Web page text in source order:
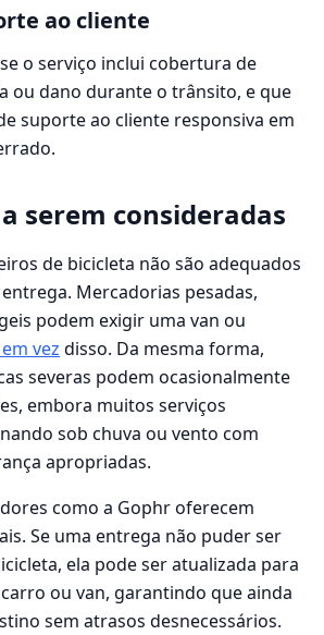
ao cliente
o serviço inclui cobertura de
ou dano durante o trânsito, e que
suporte ao cliente responsiva em
serem consideradas
de bicicleta não são adequados
Mercadorias pesadas,
podem exigir uma van ou
vez disso. Da mesma forma,
severas podem ocasionalmente
embora muitos serviços
sob chuva ou vento com
apropriadas.
como a Gophr oferecem
Se uma entrega não puder ser
ela pode ser atualizada para
ou van, garantindo que ainda
sem atrasos desnecessários.